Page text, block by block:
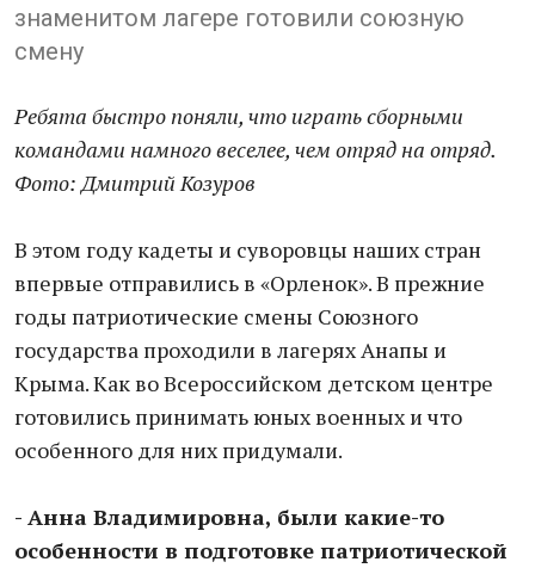
знаменитом лагере готовили союзную
смену
Ребята быстро поняли, что играть сборными
командами намного веселее, чем отряд на отряд.
Фото: Дмитрий Козуров
В этом году кадеты и суворовцы наших стран
впервые отправились в «Орленок». В прежние
годы патриотические смены Союзного
государства проходили в лагерях Анапы и
Крыма. Как во Всероссийском детском центре
готовились принимать юных военных и что
особенного для них придумали.
- Анна Владимировна, были какие-то
особенности в подготовке патриотической